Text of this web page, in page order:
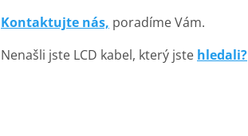
Kontaktujte nás, poradíme Vám.
Nenašli jste LCD kabel, který jste hledali?